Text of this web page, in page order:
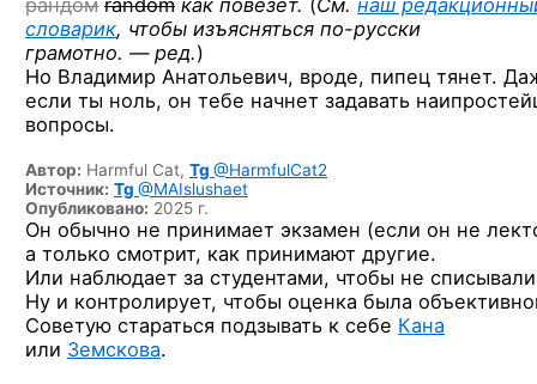
рандом random как повезет. (См. наш
словарик, чтобы изъясняться по-русски
грамотно. — ред.)
Но Владимир Анатольевич, вроде, пипец тянет.
если ты ноль, он тебе начнет задавать
вопросы.
Автор: Harmful Cat, Tg @HarmfulCat2
Источник: Tg @MAIslushaet
Опубликовано: 2025 г.
Он обычно не принимает экзамен (если он не
а только смотрит, как принимают другие.
Или наблюдает за студентами, чтобы не
Ну и контролирует, чтобы оценка была
Советую стараться подзывать к себе Кана
или Земскова.